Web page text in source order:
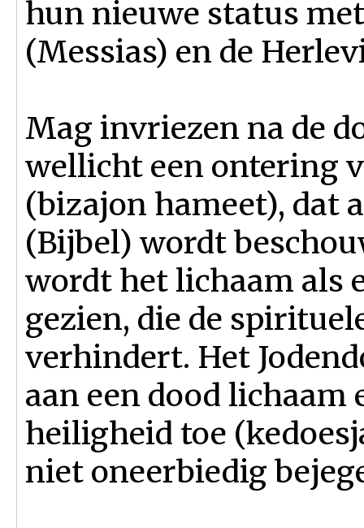
hun nieuwe status
(Messias) en de
Mag invriezen na de
wellicht een ontering
(biza­jon hameet), dat
(Bijbel) wordt
wordt het lichaam als
gezien, die de
verhindert. Het
aan een dood lichaam
heiligheid toe
niet oneerbiedig